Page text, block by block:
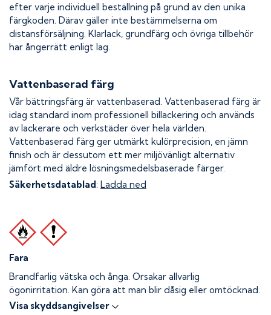
efter varje individuell beställning på grund av den unika
färgkoden. Därav gäller inte bestämmelserna om
distansförsäljning. Klarlack, grundfärg och övriga tillbehör
har ångerrätt enligt lag.
Vattenbaserad färg
Vår bättringsfärg är vattenbaserad. Vattenbaserad färg är
idag standard inom professionell billackering och används
av lackerare och verkstäder över hela världen.
Vattenbaserad färg ger utmärkt kulörprecision, en jämn
finish och är dessutom ett mer miljövänligt alternativ
jämfört med äldre lösningsmedelsbaserade färger.
Säkerhetsdatablad: Ladda ned
Fara
Brandfarlig vätska och ånga. Orsakar allvarlig
ögonirritation. Kan göra att man blir dåsig eller omtöcknad.
Visa skyddsangivelser